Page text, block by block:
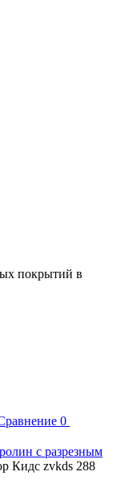
покрытий в
0
с разрезным
Кидс zvkds 288